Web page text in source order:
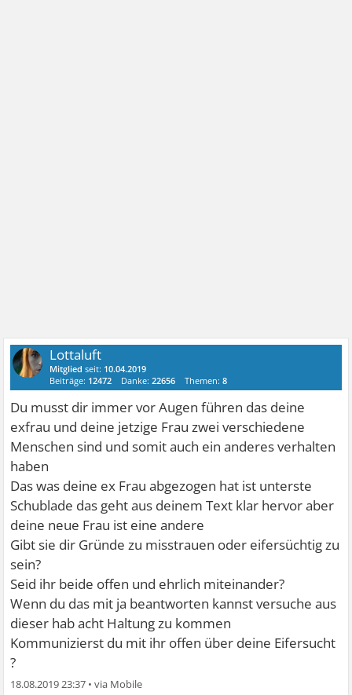
Lottaluft
Mitglied seit: 10.04.2019
Beiträge: 12472 Danke:22656 Themen:8
Du musst dir immer vor Augen führen das deine
exfrau und deine jetzige Frau zwei verschiedene
Menschen sind und somit auch ein anderes verhalten
haben
Das was deine ex Frau abgezogen hat ist unterste
Schublade das geht aus deinem Text klar hervor aber
deine neue Frau ist eine andere
Gibt sie dir Gründe zu misstrauen oder eifersüchtig zu
sein?
Seid ihr beide offen und ehrlich miteinander?
Wenn du das mit ja beantworten kannst versuche aus
dieser hab acht Haltung zu kommen
Kommunizierst du mit ihr offen über deine Eifersucht
?
18.08.2019 23:37 •